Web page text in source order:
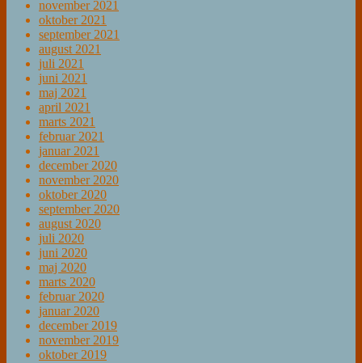
november 2021
oktober 2021
september 2021
august 2021
juli 2021
juni 2021
maj 2021
april 2021
marts 2021
februar 2021
januar 2021
december 2020
november 2020
oktober 2020
september 2020
august 2020
juli 2020
juni 2020
maj 2020
marts 2020
februar 2020
januar 2020
december 2019
november 2019
oktober 2019